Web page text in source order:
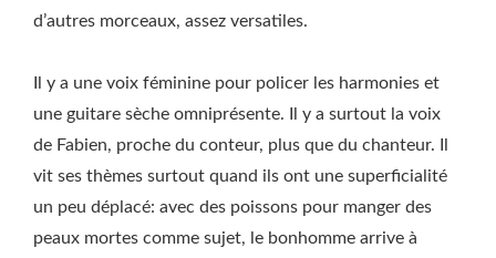
d’autres morceaux, assez versatiles.
Il y a une voix féminine pour policer les harmonies et
une guitare sèche omniprésente. Il y a surtout la voix
de Fabien, proche du conteur, plus que du chanteur. Il
vit ses thèmes surtout quand ils ont une superficialité
un peu déplacé: avec des poissons pour manger des
peaux mortes comme sujet, le bonhomme arrive à